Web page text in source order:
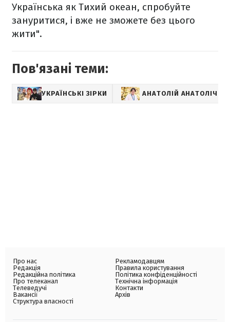
Українська як Тихий океан, спробуйте
зануритися, і вже не зможете без цього
жити".
Пов'язані теми:
УКРАЇНСЬКІ ЗІРКИ АНАТОЛІЙ АНАТОЛІЧ
Про нас
Редакція
Редакційна політика
Про телеканал
Телеведучі
Вакансії
Структура власності
Рекламодавцям
Правила користування
Політика конфіденційності
Технічна інформація
Контакти
Архів